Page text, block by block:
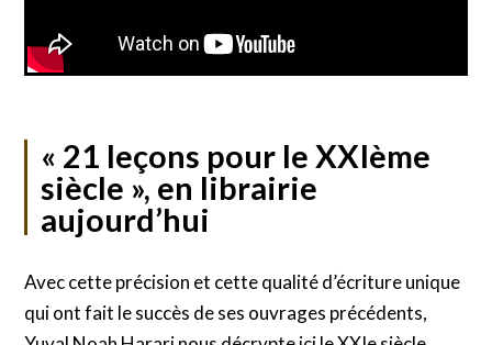
« 21 leçons pour le XXIème
siècle », en librairie
aujourd’hui
Avec cette précision et cette qualité d’écriture unique
qui ont fait le succès de ses ouvrages précédents,